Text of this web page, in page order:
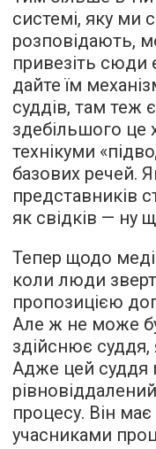
системі, яку ми
розповідають,
привезіть сюди
дайте їм
суддів, там теж
здебільшого це
технікуми
базових речей.
представників
як свідків — ну
Тепер щодо
коли люди
пропозицією
Але ж не може
здійснює суддя,
Адже цей суддя
процесу. Він має
учасниками